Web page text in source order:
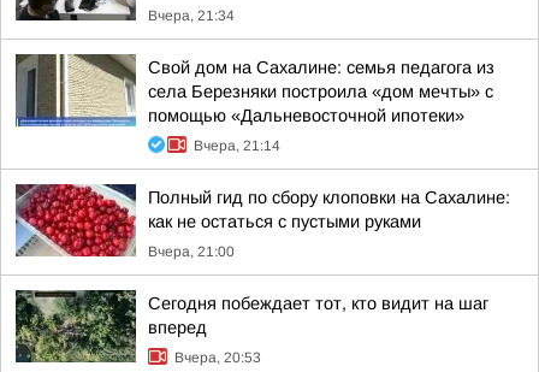
Вчера, 21:34
Свой дом на Сахалине: семья педагога из
села Березняки построила «дом мечты» с
помощью «Дальневосточной ипотеки»
Вчера, 21:14
Полный гид по сбору клоповки на Сахалине:
как не остаться с пустыми руками
Вчера, 21:00
Сегодня побеждает тот, кто видит на шаг
вперед
Вчера, 20:53